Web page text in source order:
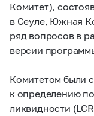
Комитет),
в Сеуле, Южная
ряд вопросов в
версии
Комитетом были
к определению
ликвидности